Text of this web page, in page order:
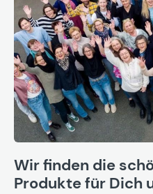
Wir finden die
Produkte für Dich